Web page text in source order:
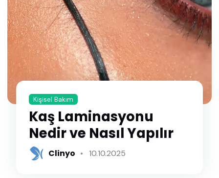
Kişisel Bakım
Kaş Laminasyonu
Nedir ve Nasıl Yapılır
Clinyo 10.10.2025